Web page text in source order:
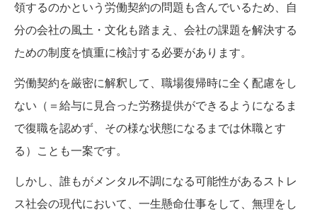
領するのかという労働契約の問題も含んでいるため、自
分の会社の風土・文化も踏まえ、会社の課題を解決する
ための制度を慎重に検討する必要があります。
労働契約を厳密に解釈して、職場復帰時に全く配慮をし
ない（＝給与に見合った労務提供ができるようになるま
で復職を認めず、その様な状態になるまでは休職とす
る）ことも一案です。
しかし、誰もがメンタル不調になる可能性があるストレ
ス社会の現代において、一生懸命仕事をして、無理をし